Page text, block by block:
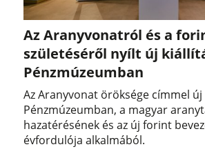
Az Aranyvonatról és a
születéséről nyílt új
Pénzmúzeumban
Az Aranyvonat öröksége címmel
Pénzmúzeumban, a magyar
hazatérésének és az új forint
évfordulója alkalmából.